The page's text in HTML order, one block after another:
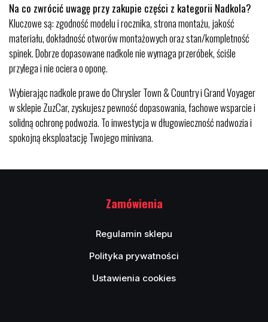
Na co zwrócić uwagę przy zakupie części z kategorii Nadkola?
Kluczowe są: zgodność modelu i rocznika, strona montażu, jakość
materiału, dokładność otworów montażowych oraz stan/kompletność
spinek. Dobrze dopasowane nadkole nie wymaga przeróbek, ściśle
przylega i nie ociera o oponę.
Wybierając nadkole prawe do Chrysler Town & Country i Grand Voyager
w sklepie ZuzCar, zyskujesz pewność dopasowania, fachowe wsparcie i
solidną ochronę podwozia. To inwestycja w długowieczność nadwozia i
spokojną eksploatację Twojego minivana.
Zamówienia
Regulamin sklepu
Polityka prywatności
Ustawienia cookies